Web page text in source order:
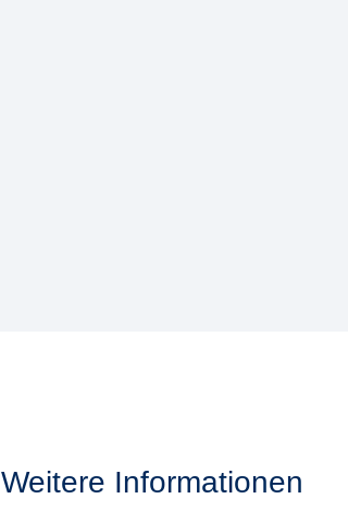
Weitere Informationen